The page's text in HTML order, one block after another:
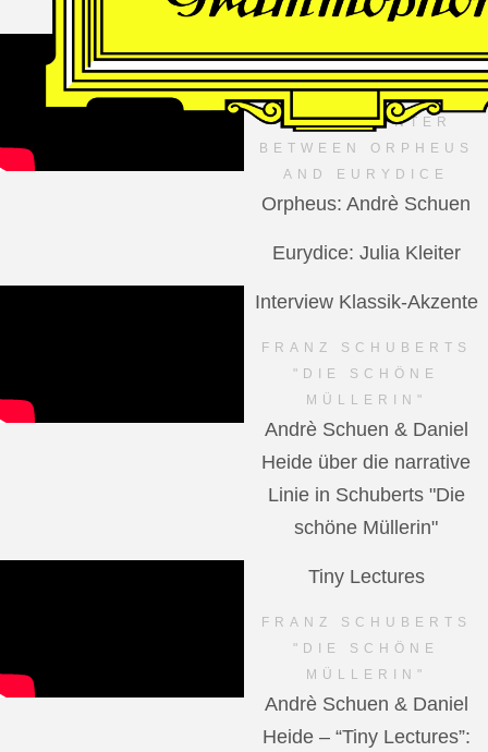
VIDEO
Dutch National Opera
MANFRED TROJAHN –
AN ENCOUNTER
BETWEEN ORPHEUS
AND EURYDICE
Orpheus: Andrè Schuen
Eurydice: Julia Kleiter
Interview Klassik-Akzente
FRANZ SCHUBERTS
"DIE SCHÖNE
MÜLLERIN"
Andrè Schuen & Daniel
Heide über die narrative
Linie in Schuberts "Die
schöne Müllerin"
Tiny Lectures
FRANZ SCHUBERTS
"DIE SCHÖNE
MÜLLERIN"
Andrè Schuen & Daniel
Heide – “Tiny Lectures”: